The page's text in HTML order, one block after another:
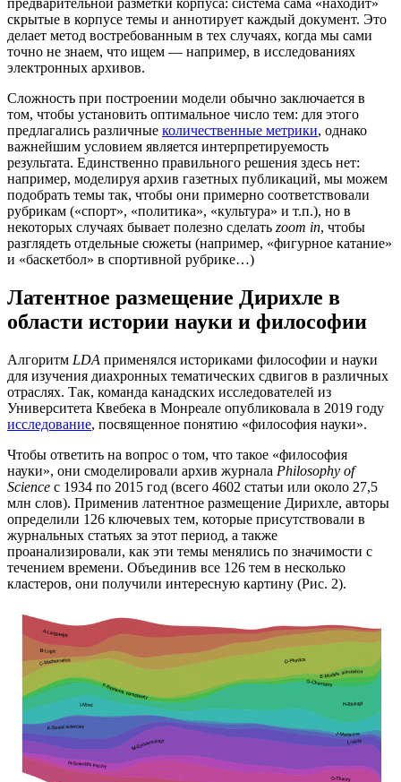
скрытые в корпусе темы и аннотирует каждый документ. Это
делает метод востребованным в тех случаях, когда мы сами
точно не знаем, что ищем — например, в исследованиях
электронных архивов.
Сложность при построении модели обычно заключается в
том, чтобы установить оптимальное число тем: для этого
предлагались различные количественные метрики, однако
важнейшим условием является интерпретируемость
результата. Единственно правильного решения здесь нет:
например, моделируя архив газетных публикаций, мы можем
подобрать темы так, чтобы они примерно соответствовали
рубрикам («спорт», «политика», «культура» и т.п.), но в
некоторых случаях бывает полезно сделать zoom in, чтобы
разглядеть отдельные сюжеты (например, «фигурное катание»
и «баскетбол» в спортивной рубрике…)
Латентное размещение Дирихле в
области истории науки и философии
Алгоритм LDA применялся историками философии и науки
для изучения диахронных тематических сдвигов в различных
отраслях. Так, команда канадских исследователей из
Университета Квебека в Монреале опубликовала в 2019 году
исследование, посвященное понятию «философия науки».
Чтобы ответить на вопрос о том, что такое «философия
науки», они смоделировали архив журнала Philosophy of
Science с 1934 по 2015 год (всего 4602 статьи или около 27,5
млн слов). Применив латентное размещение Дирихле, авторы
определили 126 ключевых тем, которые присутствовали в
журнальных статьях за этот период, а также
проанализировали, как эти темы менялись по значимости с
течением времени. Объединив все 126 тем в несколько
кластеров, они получили интересную картину (Рис. 2).